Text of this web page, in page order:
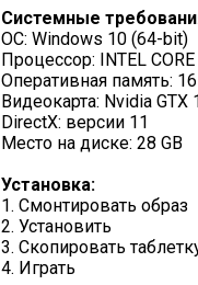
Системные
ОС: Windows 10 (64-bit)
Процессор: INTEL
Оперативная память:
Видеокарта: Nvidia GTX
DirectX: версии 11
Место на диске: 28 GB
Установка:
1. Смонтировать образ
2. Установить
3. Скопировать
4. Играть